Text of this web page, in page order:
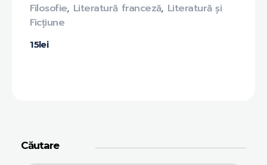
15lei
Filosofie, Literatură franceză, Literatură și
Ficțiune
Căutare